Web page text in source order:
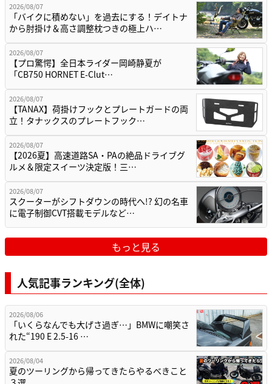
2026/08/07
「バイクに積めない」を過去にする！デイトナ
から肘掛け＆高さ調整枕つきの極上ハ…
2026/08/07
【プロ驚愕】全日本ライダー岡崎静夏が
「CB750 HORNET E-Clut…
2026/08/07
【TANAX】荷掛けフックとプレートガードの両
立！タナックスのプレートフック…
2026/08/07
【2026夏】高速道路SA・PAの絶品ドライブグ
ルメ＆限定スイーツ決定版！三…
2026/08/07
スクーターがシフトダウンの時代へ!? 幻の名車
に電子制御CVT搭載モデルなど…
もっと見る
人気記事ランキング(全体)
2026/08/06
「いくらなんでも大げさ過ぎ…」BMWに嘲笑さ
れた“190 E 2.5-16 …
2026/08/04
夏のツーリングから帰ってきたらやるべきこと